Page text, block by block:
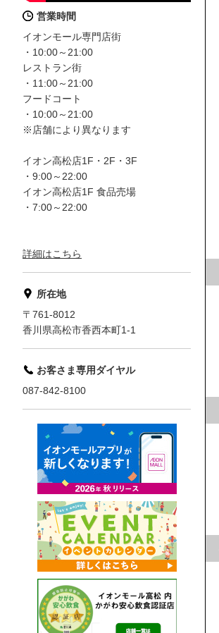
営業時間
イオンモール専門店街
・10:00～21:00
レストラン街
・11:00～21:00
フードコート
・10:00～21:00
※店舗により異なります
イオン高松店1F・2F・3F
・9:00～22:00
イオン高松店1F 食品売場
・7:00～22:00
詳細はこちら
所在地
〒761-8012
香川県高松市香西本町1-1
お客さま専用ダイヤル
087-842-8100